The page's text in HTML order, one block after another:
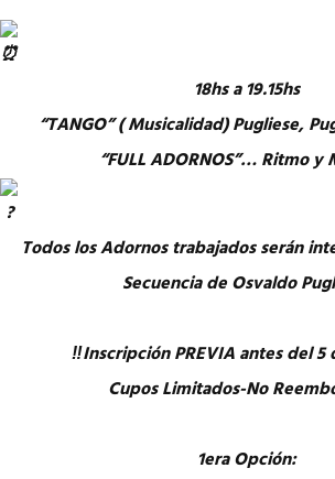
18hs a 19.15hs
“TANGO” ( Musicalidad) Pugliese,
“FULL ADORNOS”… Ritmo y
Todos los Adornos trabajados serán
Secuencia de Osvaldo
‼️Inscripción PREVIA antes del 5
Cupos Limitados-No
1era Opción: